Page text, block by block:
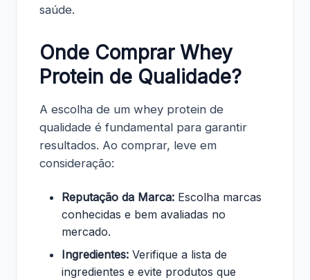
saúde.
Onde Comprar Whey
Protein de Qualidade?
A escolha de um whey protein de
qualidade é fundamental para garantir
resultados. Ao comprar, leve em
consideração:
Reputação da Marca: Escolha marcas
conhecidas e bem avaliadas no
mercado.
Ingredientes: Verifique a lista de
ingredientes e evite produtos que